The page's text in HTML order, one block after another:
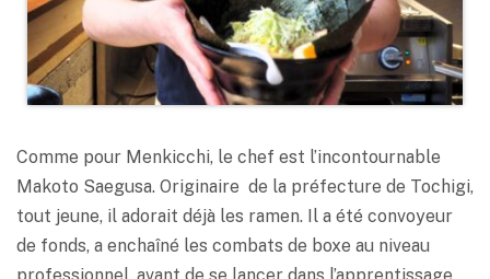
Comme pour Menkicchi, le chef est l’incontournable
Makoto Saegusa. Originaire de la préfecture de Tochigi,
tout jeune, il adorait déjà les ramen. Il a été convoyeur
de fonds, a enchaîné les combats de boxe au niveau